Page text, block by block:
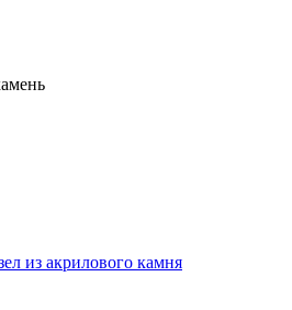
из акрилового камня